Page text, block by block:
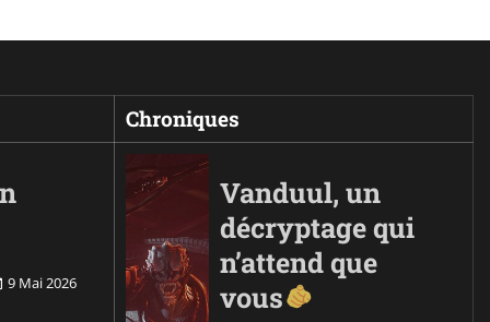
9 Mai 2026
Chroniques
Vanduul, un
décryptage qui
n’attend que
vous